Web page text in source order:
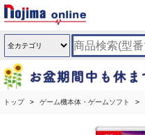
トップ ゲーム機本体・ゲームソフト